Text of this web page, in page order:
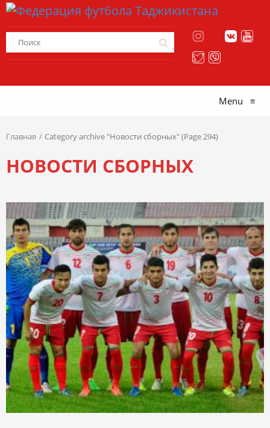
Menu ≡
Главная Category archive "Новости сборных" (Page 294)
НОВОСТИ СБОРНЫХ